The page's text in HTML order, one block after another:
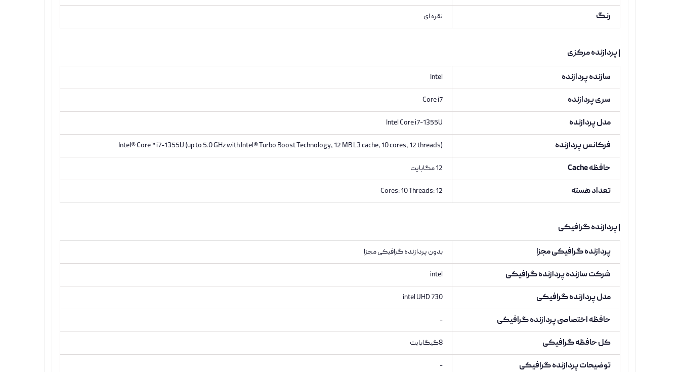
رنگ نقره ای
| پردازنده مرکزی
سازنده پردازنده Intel
سری پردازنده Core i7
مدل پردازنده Intel Core i7-1355U
فرکانس پردازنده Intel® Core™ i7-1355U (up to 5.0 GHz with Intel® Turbo Boost Technology, 12 MB L3 cache, 10 cores, 12 threads)
حافظه Cache 12 مگابایت
تعداد هسته Cores: 10 Threads: 12
| پردازنده گرافیکی
پردازنده گرافیکی مجزا بدون پردازنده گرافیکی مجزا
شرکت سازنده پردازنده گرافیکی intel
مدل پردازنده گرافیکی intel UHD 730
حافظه اختصاصی پردازنده گرافیکی -
کل حافظه گرافیکی 8گیگابایت
توضیحات پردازنده گرافیکی -